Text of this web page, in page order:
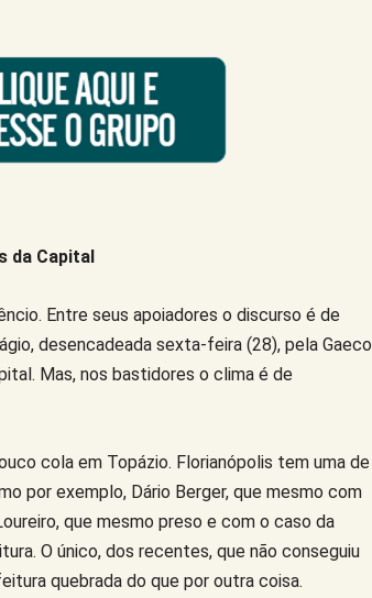
da Capital
Entre seus apoiadores o discurso é de
desencadeada sexta-feira (28), pela Gaeco
Mas, nos bastidores o clima é de
cola em Topázio. Florianópolis tem uma de
por exemplo, Dário Berger, que mesmo com
que mesmo preso e com o caso da
O único, dos recentes, que não conseguiu
quebrada do que por outra coisa.